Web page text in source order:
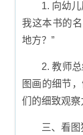
1. 向幼
我这本书的
地方？”
2. 教师
图画的细节
们的细致观察
三、看图